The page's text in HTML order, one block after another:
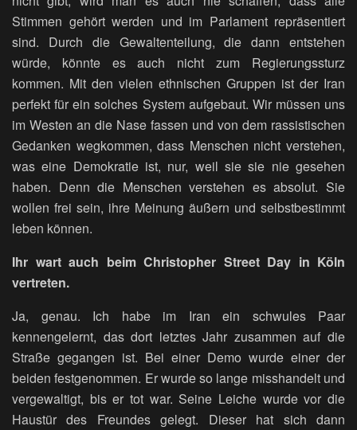
Stimmen gehört werden und im Parlament repräsentiert
sind. Durch die Gewaltenteilung, die dann entstehen
würde, könnte es auch nicht zum Regierungssturz
kommen. Mit den vielen ethnischen Gruppen ist der Iran
perfekt für ein solches System aufgebaut. Wir müssen uns
im Westen an die Nase fassen und von dem rassistischen
Gedanken wegkommen, dass Menschen nicht verstehen,
was eine Demokratie ist, nur, weil sie sie nie gesehen
haben. Denn die Menschen verstehen es absolut. Sie
wollen frei sein, ihre Meinung äußern und selbstbestimmt
leben können.
Ihr wart auch beim Christopher Street Day in Köln
vertreten.
Ja, genau. Ich habe im Iran ein schwules Paar
kennengelernt, das dort letztes Jahr zusammen auf die
Straße gegangen ist. Bei einer Demo wurde einer der
beiden festgenommen. Er wurde so lange misshandelt und
vergewaltigt, bis er tot war. Seine Leiche wurde vor die
Haustür des Freundes gelegt. Dieser hat sich dann